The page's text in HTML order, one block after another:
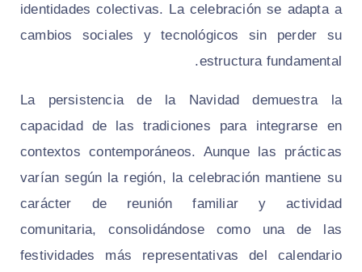
identidades colectivas. La celebración se adapta a
cambios sociales y tecnológicos sin perder su
estructura fundamental.
La persistencia de la Navidad demuestra la
capacidad de las tradiciones para integrarse en
contextos contemporáneos. Aunque las prácticas
varían según la región, la celebración mantiene su
carácter de reunión familiar y actividad
comunitaria, consolidándose como una de las
festividades más representativas del calendario